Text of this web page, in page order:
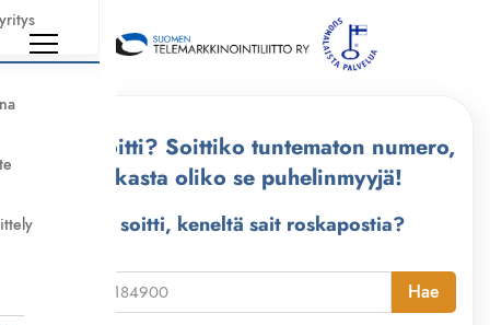
Kuka soitti? Soittiko tuntematon numero,
tarkasta oliko se puhelinmyyjä!
Kuka soitti, keneltä sait roskapostia?
Hae